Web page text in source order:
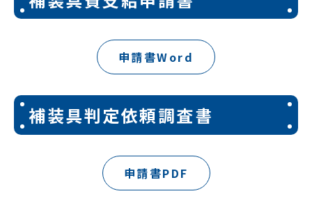
申請書Word
補装具判定依頼調査書
申請書PDF